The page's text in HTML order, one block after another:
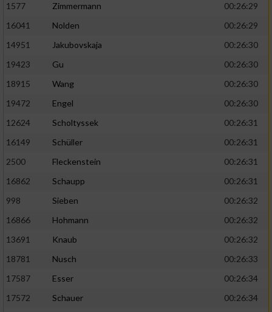
1577
Zimmermann
00:26:29
16041
Nolden
00:26:29
14951
Jakubovskaja
00:26:30
19423
Gu
00:26:30
18915
Wang
00:26:30
19472
Engel
00:26:30
12624
Scholtyssek
00:26:31
16149
Schüller
00:26:31
2500
Fleckenstein
00:26:31
16862
Schaupp
00:26:31
998
Sieben
00:26:32
16866
Hohmann
00:26:32
13691
Knaub
00:26:32
18781
Nusch
00:26:33
17587
Esser
00:26:34
17572
Schauer 00:26:34